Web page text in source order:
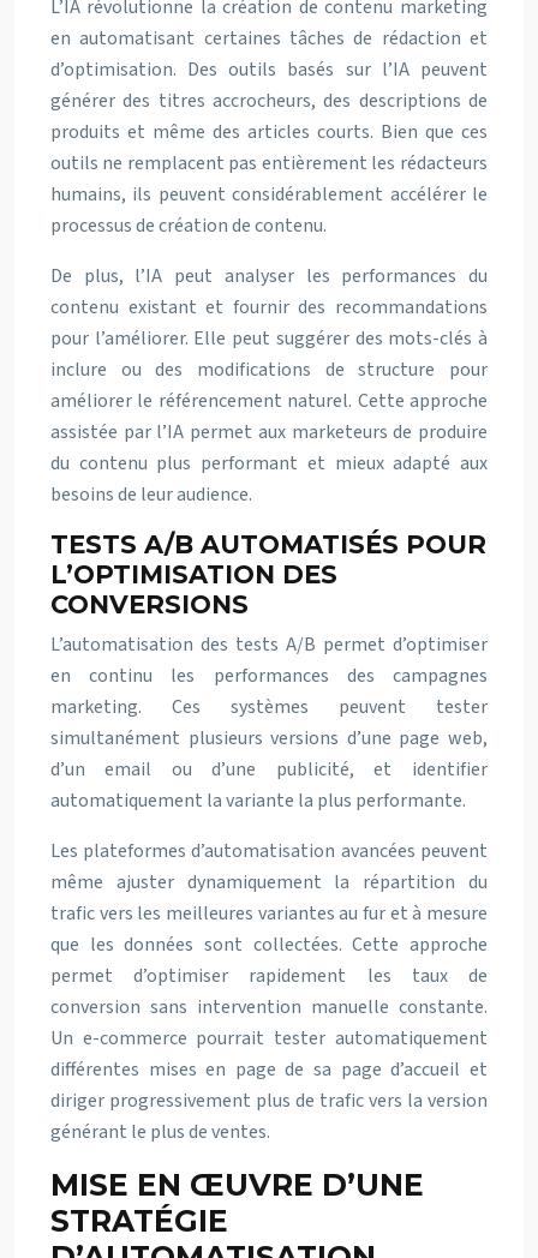
L’IA révolutionne la création de contenu marketing
en automatisant certaines tâches de rédaction et
d’optimisation. Des outils basés sur l’IA peuvent
générer des titres accrocheurs, des descriptions de
produits et même des articles courts. Bien que ces
outils ne remplacent pas entièrement les rédacteurs
humains, ils peuvent considérablement accélérer le
processus de création de contenu.
De plus, l’IA peut analyser les performances du
contenu existant et fournir des recommandations
pour l’améliorer. Elle peut suggérer des mots-clés à
inclure ou des modifications de structure pour
améliorer le référencement naturel. Cette approche
assistée par l’IA permet aux marketeurs de produire
du contenu plus performant et mieux adapté aux
besoins de leur audience.
TESTS A/B AUTOMATISÉS POUR
L’OPTIMISATION DES
CONVERSIONS
L’automatisation des tests A/B permet d’optimiser
en continu les performances des campagnes
marketing. Ces systèmes peuvent tester
simultanément plusieurs versions d’une page web,
d’un email ou d’une publicité, et identifier
automatiquement la variante la plus performante.
Les plateformes d’automatisation avancées peuvent
même ajuster dynamiquement la répartition du
trafic vers les meilleures variantes au fur et à mesure
que les données sont collectées. Cette approche
permet d’optimiser rapidement les taux de
conversion sans intervention manuelle constante.
Un e-commerce pourrait tester automatiquement
différentes mises en page de sa page d’accueil et
diriger progressivement plus de trafic vers la version
générant le plus de ventes.
MISE EN ŒUVRE D’UNE
STRATÉGIE